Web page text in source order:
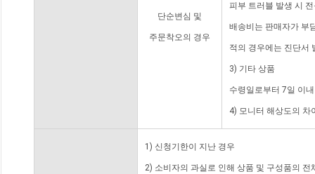
단순변심 및
주문착오의 경우
피부 트러블 발생 시
배송비는 판매자가 부
적의 경우에는 진단서
3) 기타 상품
수령일로부터 7일 이
4) 모니터 해상도의 차
1) 신청기한이 지난 경우
2) 소비자의 과실로 인해 상품 및 구성품의